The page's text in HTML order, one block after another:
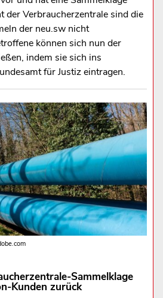
der Verbraucherzentrale sind die
der neu.sw nicht
können sich nun der
indem sie sich ins
für Justiz eintragen.
Sammelklage
Kunden zurück